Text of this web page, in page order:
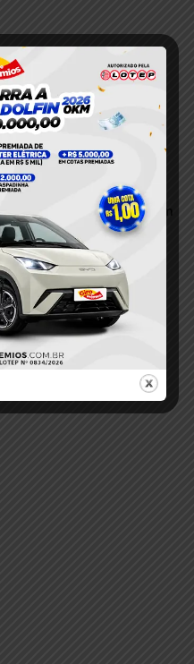
Maria da Penha
e bate em muro no
2026
após tentar descartar
cocaína durante abordagem
2026
por suspeita de
após acidente que deixou
em Itaituba
2026